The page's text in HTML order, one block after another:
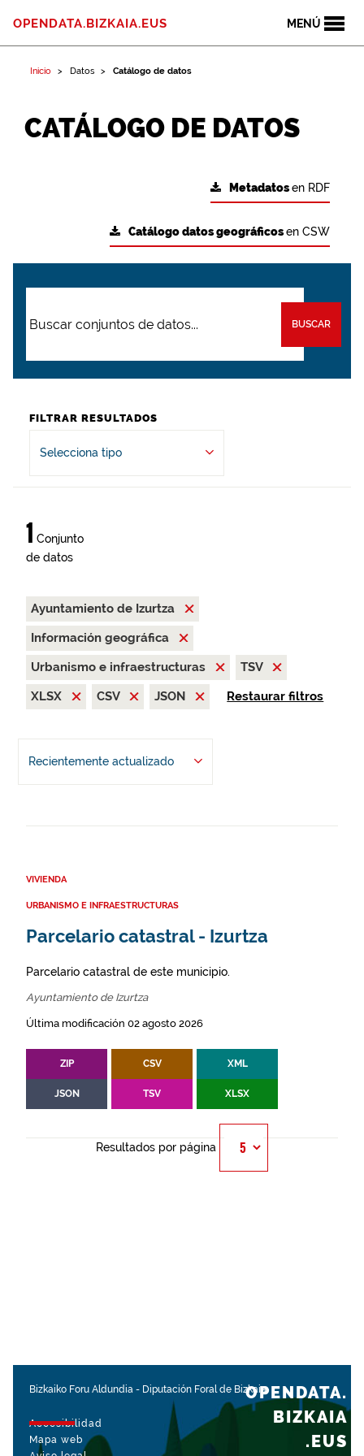
MENÚ
OPENDATA.BIZKAIA.EUS
Inicio Datos Catálogo de datos
CATÁLOGO DE DATOS
Metadatosen RDF
Catálogo datos geográficosen CSW
BUSCAR
FILTRAR RESULTADOS
Selecciona tipo
1 Conjunto
de datos
Ayuntamiento de Izurtza
Información geográfica
Urbanismo e infraestructuras
TSV
XLSX
CSV JSON Restaurar filtros
Recientemente actualizado
VIVIENDA
URBANISMO E INFRAESTRUCTURAS
Parcelario catastral - Izurtza
Parcelario catastral de este municipio.
Ayuntamiento de Izurtza
Última modificación 02 agosto 2026
ZIP CSV XML
JSON TSV XLSX
Resultados por página
Bizkaiko Foru Aldundia - Diputación Foral de Bizkaia
Accesibilidad
Mapa web
OPENDATA.
BIZKAIA
.EUS